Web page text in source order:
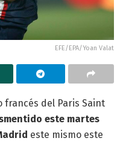
EFE/EPA/Yoan Valat
francés del Paris Saint
este martes
este mismo este